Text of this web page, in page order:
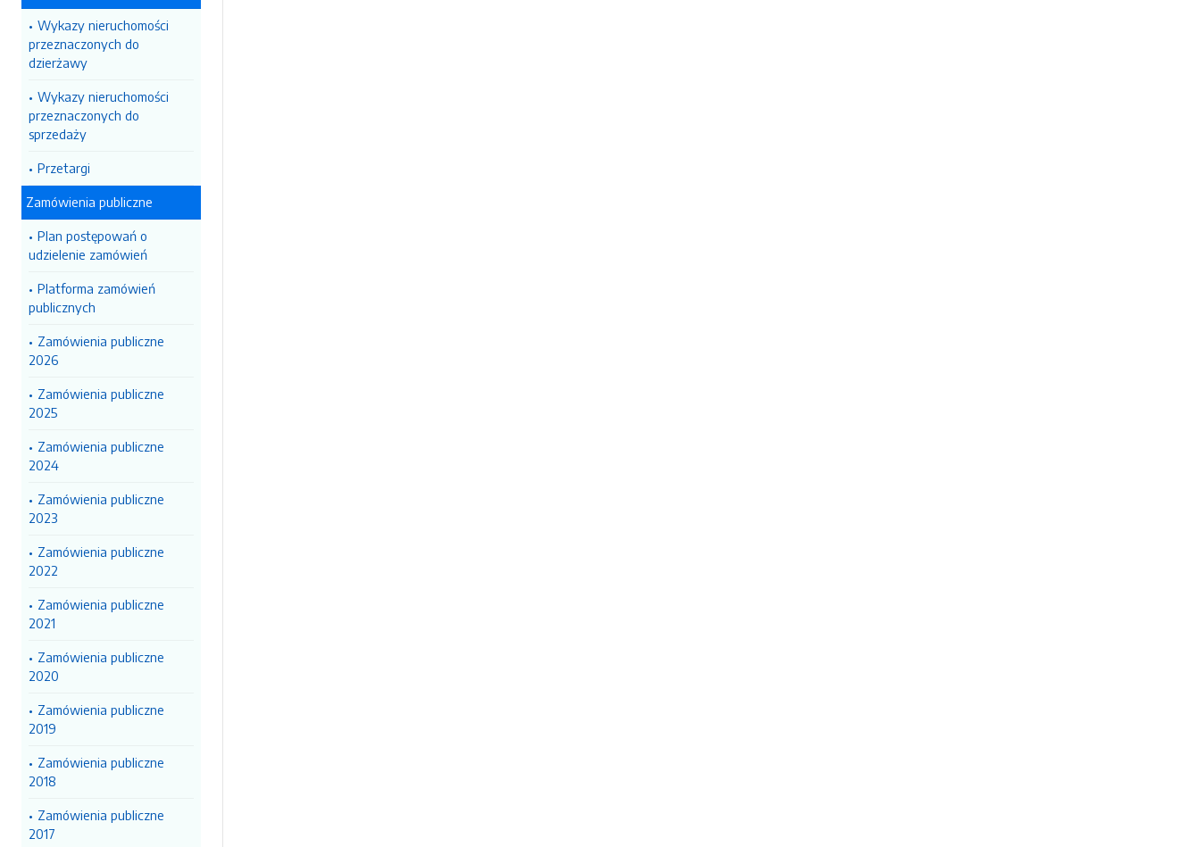
Wykazy nieruchomości
przeznaczonych do
dzierżawy
Wykazy nieruchomości
przeznaczonych do
sprzedaży
Przetargi
Zamówienia publiczne
Plan postępowań o
udzielenie zamówień
Platforma zamówień
publicznych
Zamówienia publiczne
2026
Zamówienia publiczne
2025
Zamówienia publiczne
2024
Zamówienia publiczne
2023
Zamówienia publiczne
2022
Zamówienia publiczne
2021
Zamówienia publiczne
2020
Zamówienia publiczne
2019
Zamówienia publiczne
2018
Zamówienia publiczne
2017